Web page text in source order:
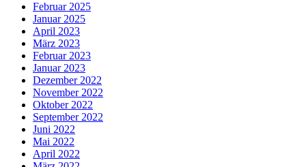
Februar 2025
Januar 2025
April 2023
März 2023
Februar 2023
Januar 2023
Dezember 2022
November 2022
Oktober 2022
September 2022
Juni 2022
Mai 2022
April 2022